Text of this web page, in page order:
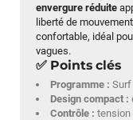
envergure réduite
liberté de
confortable, idéal
vagues.
✅ Points clés
Programme : Surf
Design compact :
Contrôle : tension